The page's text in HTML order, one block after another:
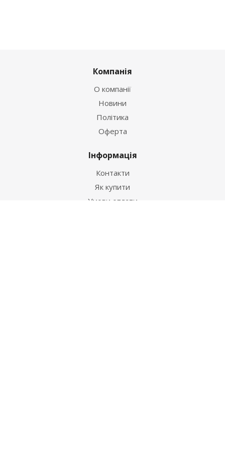
Компанія
О компанії
Новини
Політика
Оферта
Інформація
Контакти
Як купити
Умови оплати